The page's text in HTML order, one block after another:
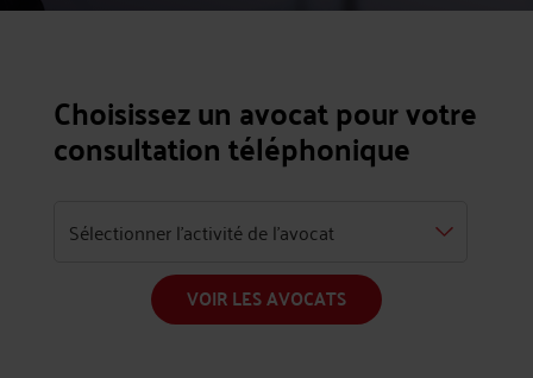
Choisissez un avocat pour votre
consultation téléphonique
VOIR LES AVOCATS